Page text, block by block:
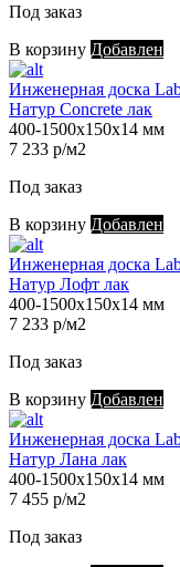
Под заказ
В корзину Добавлен
Инженерная доска
Натур Concrete лак
400-1500х150х14 мм
7 233 р/м2
Под заказ
В корзину Добавлен
Инженерная доска
Натур Лофт лак
400-1500х150х14 мм
7 233 р/м2
Под заказ
В корзину Добавлен
Инженерная доска
Натур Лана лак
400-1500х150х14 мм
7 455 р/м2
Под заказ